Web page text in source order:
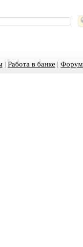
| Работа в банке | Форум